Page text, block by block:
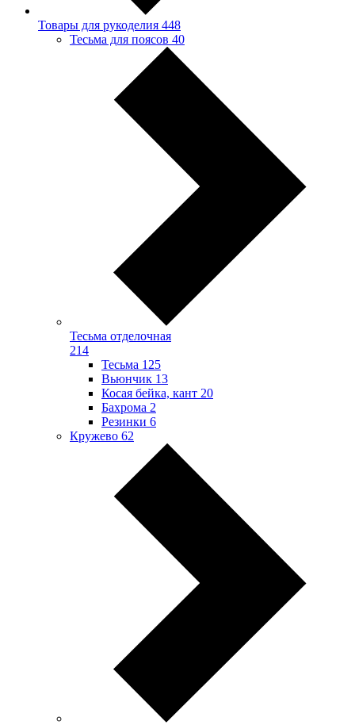
Товары для рукоделия 448
Тесьма для поясов 40
Тесьма отделочная
214
Тесьма 125
Вьюнчик 13
Косая бейка, кант 20
Бахрома 2
Резинки 6
Кружево 62